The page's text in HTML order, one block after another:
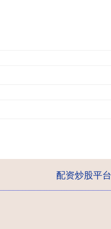
配资炒股平台